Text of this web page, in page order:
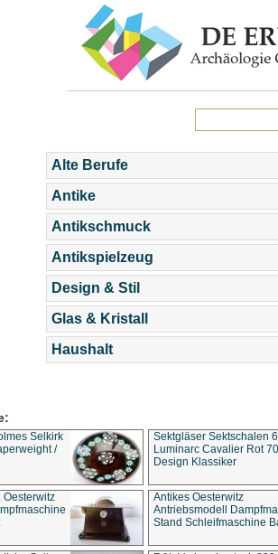
Alte Berufe
Antike
Antikschmuck
Antikspielzeug
Design & Stil
Glas & Kristall
Haushalt
Selkirk
/
Sektgläser Sektschalen
Luminarc Cavalier Rot
Design Klassiker
Oesterwitz
Antikes Oesterwitz
Antriebsmodell
Stand Schleifmaschine